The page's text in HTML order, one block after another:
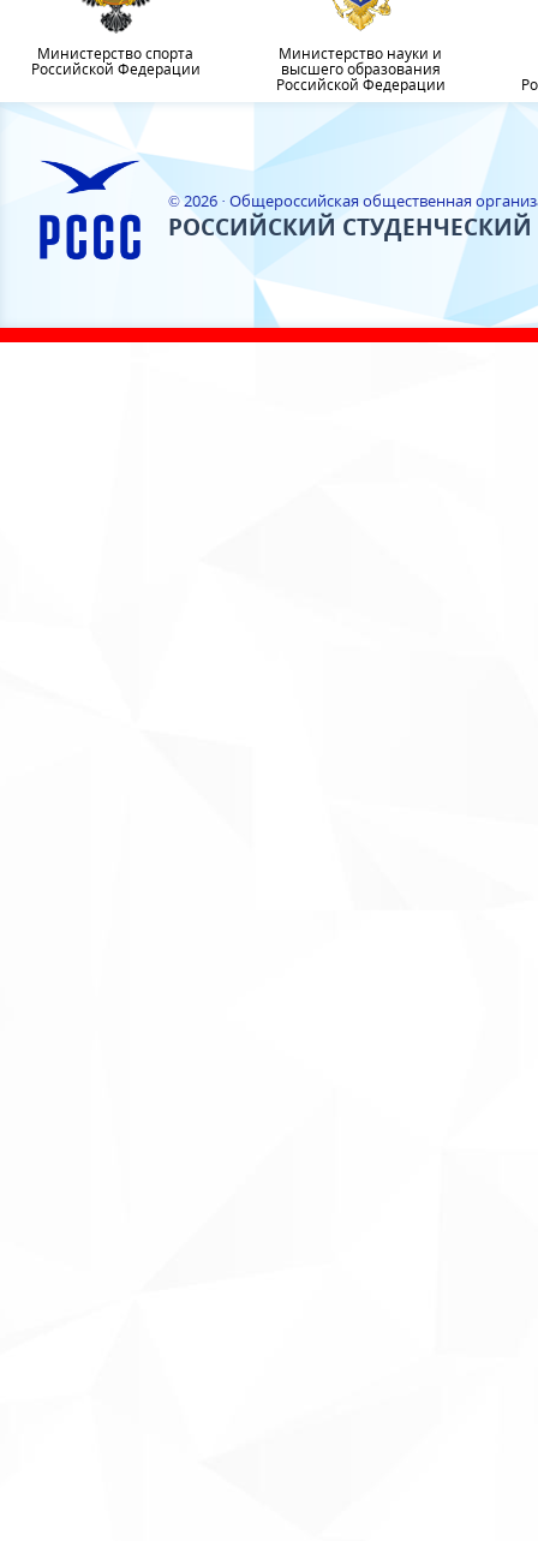
Министерство спорта
Российской Федерации
Министерство науки и
высшего образования
Российской Федерации
© 2026 · Общероссийская общественная
РОССИЙСКИЙ